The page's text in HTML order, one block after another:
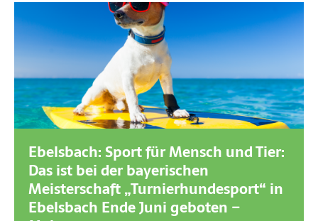
Ebelsbach: Sport für Mensch und Tier:
Das ist bei der bayerischen
Meisterschaft „Turnierhundesport“ in
Ebelsbach Ende Juni geboten –